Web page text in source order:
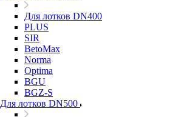
Для лотков DN400
PLUS
SIR
BetoMax
Norma
Optima
BGU
BGZ-S
Для лотков DN500